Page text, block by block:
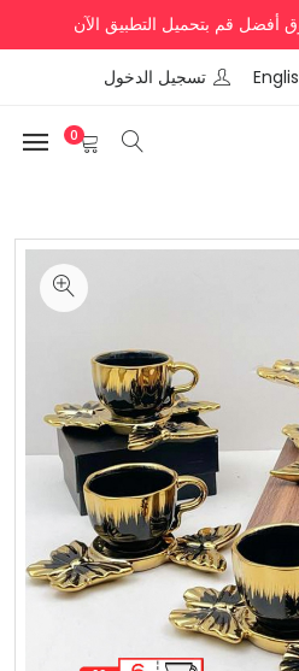
قم بتحميل التطبيق الآن
تسجيل الدخول
0